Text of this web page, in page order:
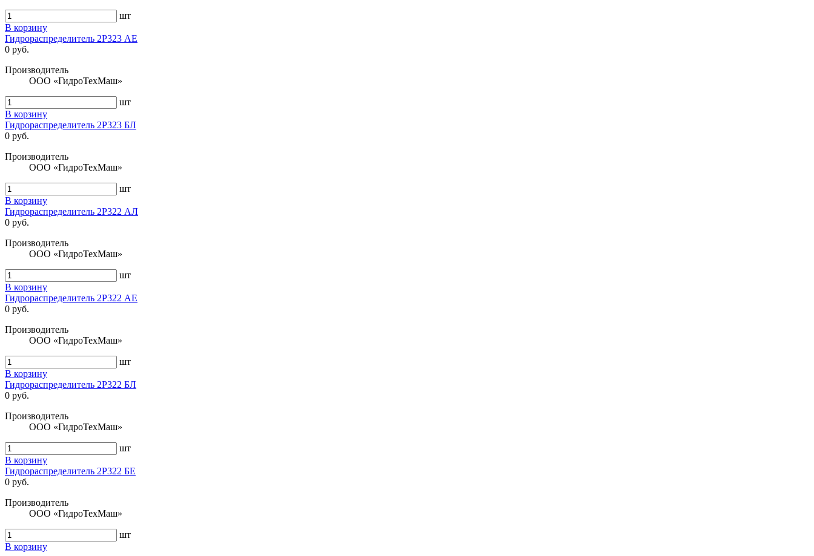
шт
В корзину
Гидрораспределитель 2Р323 АЕ
0 руб.
Производитель
ООО «ГидроТехМаш»
шт
В корзину
Гидрораспределитель 2Р323 БЛ
0 руб.
Производитель
ООО «ГидроТехМаш»
шт
В корзину
Гидрораспределитель 2Р322 АЛ
0 руб.
Производитель
ООО «ГидроТехМаш»
шт
В корзину
Гидрораспределитель 2Р322 АЕ
0 руб.
Производитель
ООО «ГидроТехМаш»
шт
В корзину
Гидрораспределитель 2Р322 БЛ
0 руб.
Производитель
ООО «ГидроТехМаш»
шт
В корзину
Гидрораспределитель 2Р322 БЕ
0 руб.
Производитель
ООО «ГидроТехМаш»
шт
В корзину